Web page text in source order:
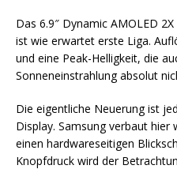
Das 6.9″ Dynamic AMOLED
ist wie erwartet erste Liga.
und eine Peak-Helligkeit, die
Sonneneinstrahlung absolut
Die eigentliche Neuerung ist
Display. Samsung verbaut
einen hardwareseitigen
Knopfdruck wird der